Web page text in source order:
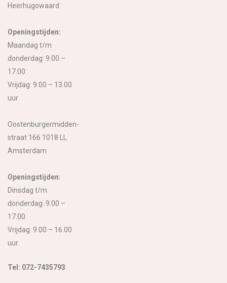
Heerhugowaard
Openingstijden:
Maandag t/m
donderdag: 9.00 –
17.00
Vrijdag: 9.00 – 13.00
uur
Oostenburgermidden-
straat 166 1018 LL
Amsterdam
Openingstijden:
Dinsdag t/m
donderdag: 9.00 –
17.00
Vrijdag: 9.00 – 16.00
uur
Tel: 072-7435793